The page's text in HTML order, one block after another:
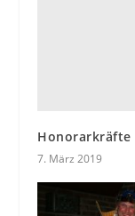
Honorarkräfte
7. März 2019